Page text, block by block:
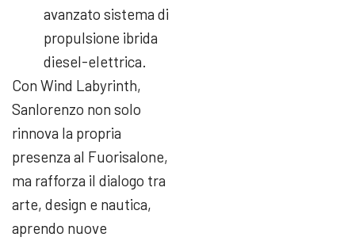
avanzato sistema di
propulsione ibrida
diesel-elettrica.
Con Wind Labyrinth,
Sanlorenzo non solo
rinnova la propria
presenza al Fuorisalone,
ma rafforza il dialogo tra
arte, design e nautica,
aprendo nuove